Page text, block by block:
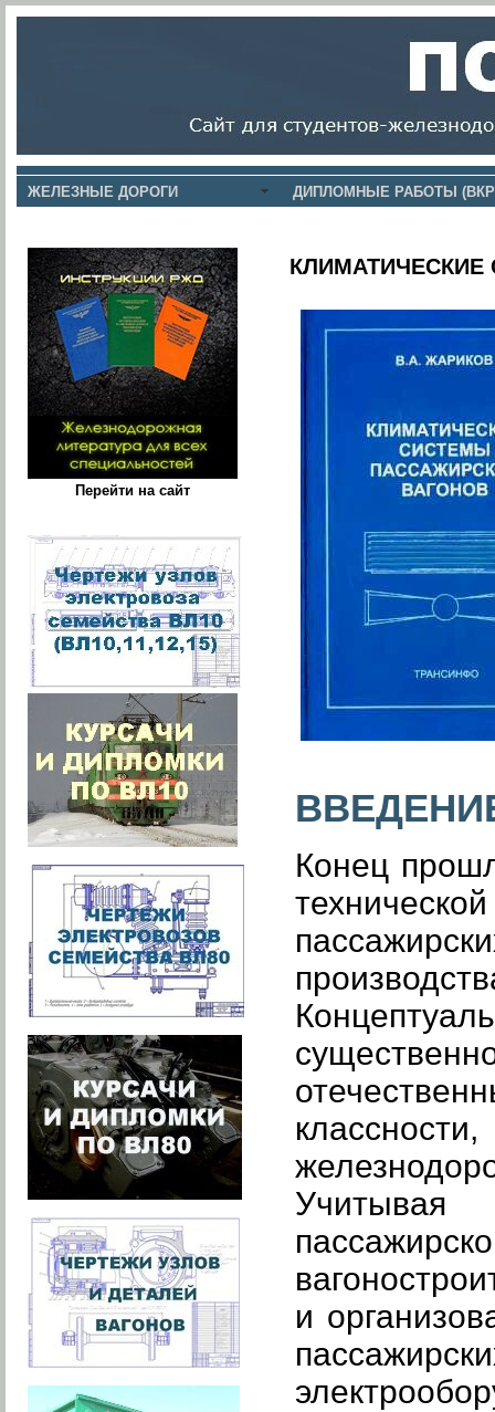
ЖЕЛЕЗНЫЕ ДОРОГИ ДИПЛОМНЫЕ РАБОТЫ
Конец
Учитывая
и
Перейти на сайт